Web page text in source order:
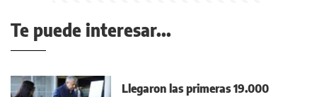
Te puede interesar...
Llegaron las primeras 19.000